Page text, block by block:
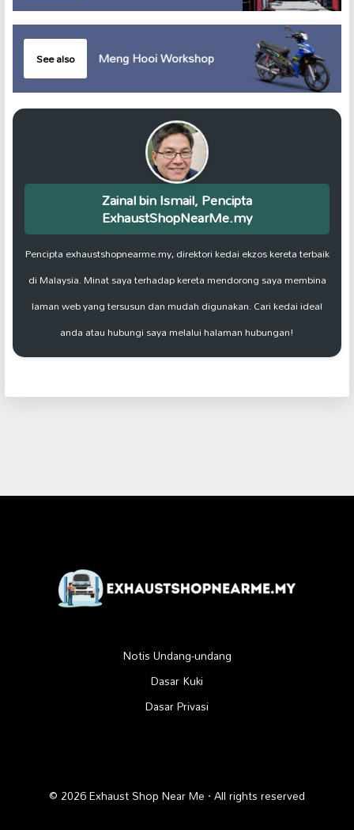
See also Meng Hooi Workshop
Zainal bin Ismail, Pencipta
ExhaustShopNearMe.my
Pencipta exhaustshopnearme.my, direktori kedai ekzos kereta terbaik
di Malaysia. Minat saya terhadap kereta mendorong saya membina
laman web yang tersusun dan mudah digunakan. Cari kedai ideal
anda atau hubungi saya melalui halaman hubungan!
Notis Undang-undang
Dasar Kuki
Dasar Privasi
© 2026 Exhaust Shop Near Me · All rights reserved